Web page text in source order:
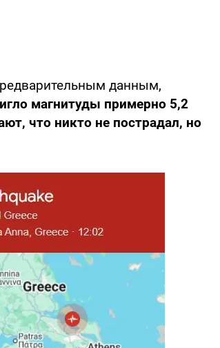
данным,
магнитуды примерно 5,2
что никто не пострадал, но